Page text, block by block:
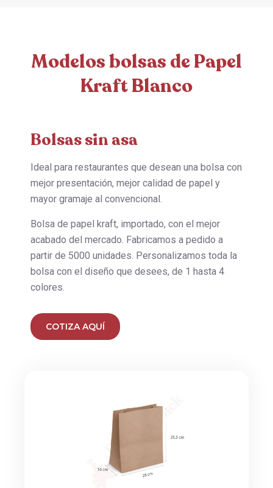
Modelos bolsas de Papel
Kraft Blanco
Bolsas sin asa
Ideal para restaurantes que desean una bolsa con
mejor presentación, mejor calidad de papel y
mayor gramaje al convencional.
Bolsa de papel kraft, importado, con el mejor
acabado del mercado. Fabricamos a pedido a
partir de 5000 unidades. Personalizamos toda la
bolsa con el diseño que desees, de 1 hasta 4
colores.
COTIZA AQUÍ